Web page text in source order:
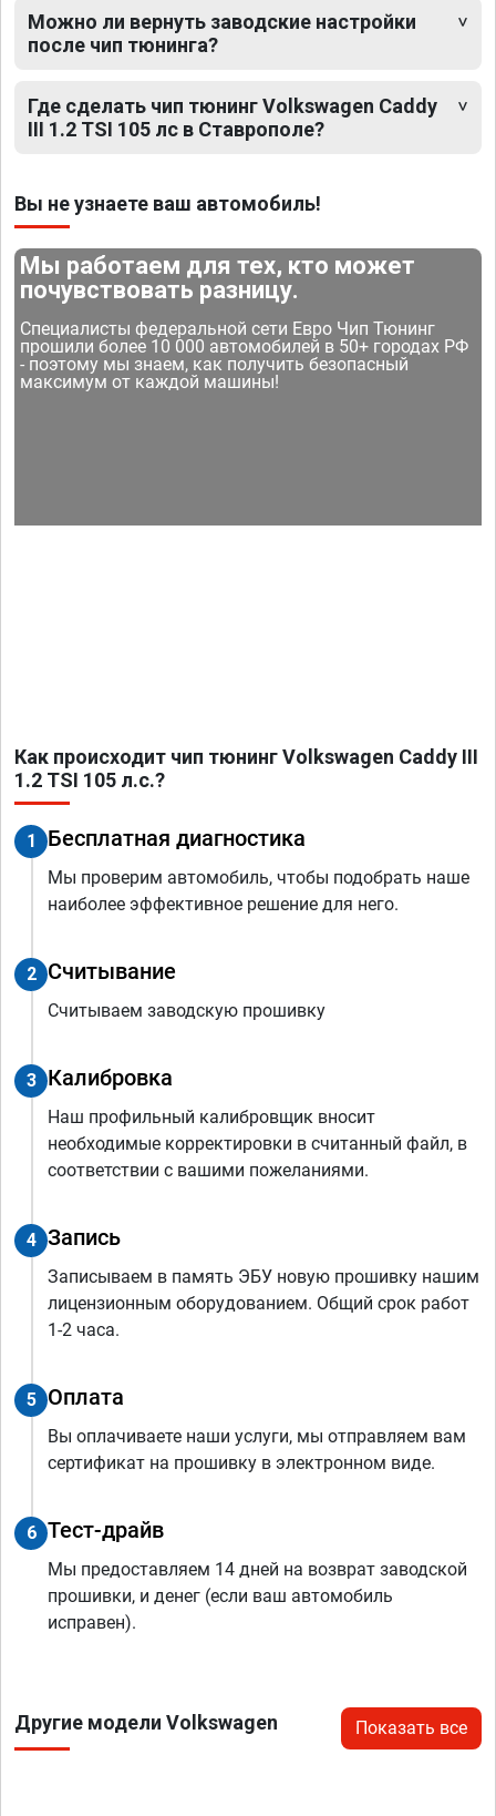
Можно ли вернуть заводские настройки
после чип тюнинга?
Где сделать чип тюнинг Volkswagen Caddy
III 1.2 TSI 105 лс в Ставрополе?
Вы не узнаете ваш автомобиль!
Мы работаем для тех, кто может
почувствовать разницу.
Специалисты федеральной сети Евро Чип Тюнинг
прошили более 10 000 автомобилей в 50+ городах РФ
- поэтому мы знаем, как получить безопасный
максимум от каждой машины!
Как происходит чип тюнинг Volkswagen Caddy III
1.2 TSI 105 л.с.?
1 Бесплатная диагностика
Мы проверим автомобиль, чтобы подобрать наше
наиболее эффективное решение для него.
2 Считывание
Считываем заводскую прошивку
3 Калибровка
Наш профильный калибровщик вносит
необходимые корректировки в считанный файл, в
соответствии с вашими пожеланиями.
4 Запись
Записываем в память ЭБУ новую прошивку нашим
лицензионным оборудованием. Общий срок работ
1-2 часа.
5 Оплата
Вы оплачиваете наши услуги, мы отправляем вам
сертификат на прошивку в электронном виде.
6 Тест-драйв
Мы предоставляем 14 дней на возврат заводской
прошивки, и денег (если ваш автомобиль
исправен).
Другие модели Volkswagen Показать все